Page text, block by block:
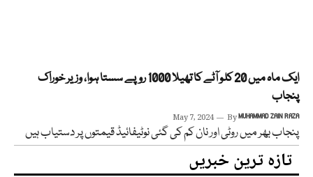
ایک ماہ میں 20 کلو آٹے کا تھیلا 1000 روپے سستا ہوا، وزیر خوراک
پنجاب
May 7, 2024 ByMUHAMMAD ZAIN RAZA
پنجاب بھر میں روٹی اور نان کم کی گئی نوٹیفائیڈ قیمتوں پر دستیاب ہیں
تازہ ترین خبریں